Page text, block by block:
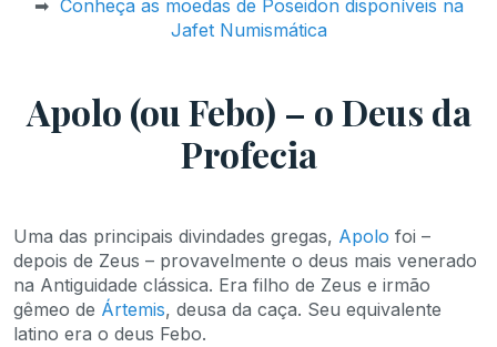
➡ Conheça as moedas de Poseidon disponíveis na
Jafet Numismática
Apolo (ou Febo) – o Deus da
Profecia
Uma das principais divindades gregas, Apolo foi –
depois de Zeus – provavelmente o deus mais venerado
na Antiguidade clássica. Era filho de Zeus e irmão
gêmeo de Ártemis, deusa da caça. Seu equivalente
latino era o deus Febo.